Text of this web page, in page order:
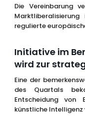
Die Vereinbarung
regulierte
Initiative im
wird zur
Eine der
des Quartals
Entscheidung von
künstliche